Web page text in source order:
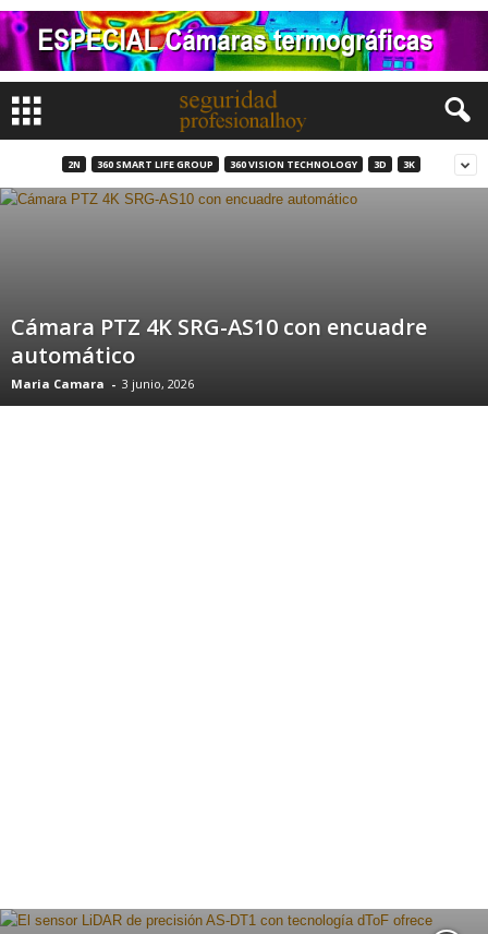
2N 360 SMART LIFE GROUP 360 VISION TECHNOLOGY 3D 3K
Cámara PTZ 4K SRG-AS10 con encuadre
automático
Maria Camara - 3 junio, 2026